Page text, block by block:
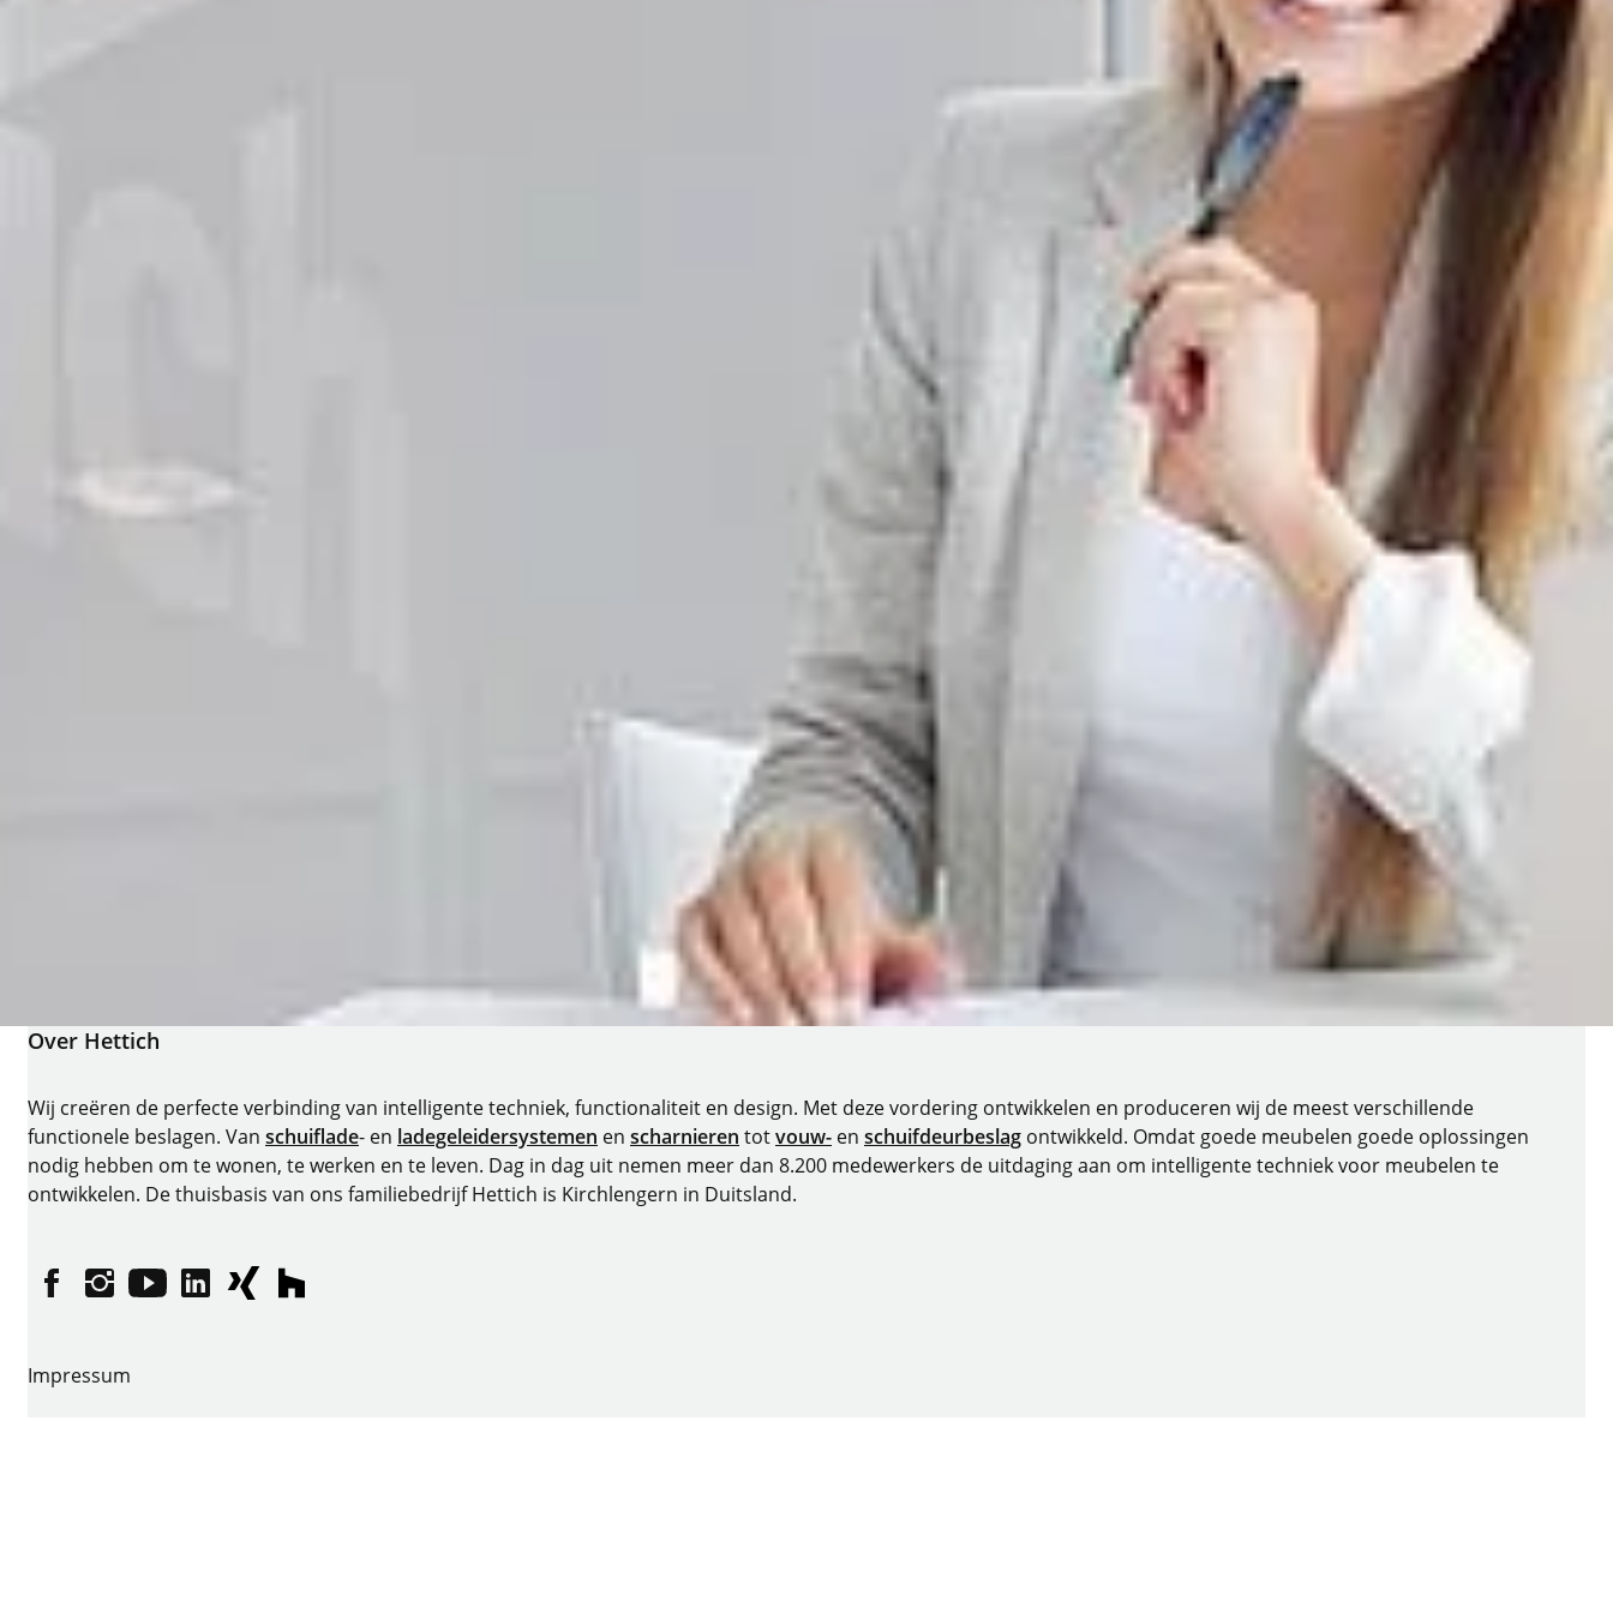
Over Hettich
Wij creëren de perfecte verbinding van intelligente techniek, functionaliteit en design. Met deze vordering ontwikkelen en produceren wij de meest verschillende
functionele beslagen. Van schuiflade- en ladegeleidersystemen en scharnieren totvouw- en schuifdeurbeslag ontwikkeld. Omdat goede meubelen goede oplossingen
nodig hebben om te wonen, te werken en te leven. Dag in dag uit nemen meer dan 8.200 medewerkers de uitdaging aan om intelligente techniek voor meubelen te
ontwikkelen. De thuisbasis van ons familiebedrijf Hettich is Kirchlengern in Duitsland.
FacebookInstagram
YouTubeLinkedInXINGhouzz
Impressum